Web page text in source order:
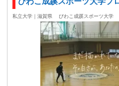
私立大学｜滋賀県 びわこ成蹊スポーツ大学